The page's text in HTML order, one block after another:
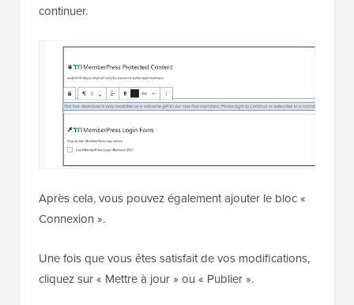
continuer.
Après cela, vous pouvez également ajouter le bloc «
Connexion ».
Une fois que vous êtes satisfait de vos modifications,
cliquez sur « Mettre à jour » ou « Publier ».